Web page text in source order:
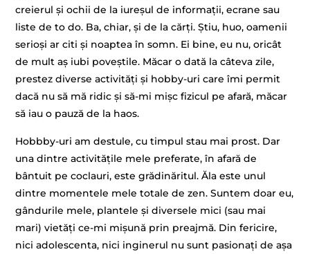
creierul și ochii de la iureșul de informații, ecrane sau
liste de to do. Ba, chiar, și de la cărți. Știu, huo, oamenii
serioși ar citi și noaptea în somn. Ei bine, eu nu, oricât
de mult aș iubi poveștile. Măcar o dată la câteva zile,
prestez diverse activități și hobby-uri care îmi permit
dacă nu să mă ridic și să-mi mișc fizicul pe afară, măcar
să iau o pauză de la haos.
Hobbby-uri am destule, cu timpul stau mai prost. Dar
una dintre activitățile mele preferate, în afară de
bântuit pe coclauri, este grădinăritul. Ăla este unul
dintre momentele mele totale de zen. Suntem doar eu,
gândurile mele, plantele și diversele mici (sau mai
mari) vietăți ce-mi mișună prin preajmă. Din fericire,
nici adolescenta, nici inginerul nu sunt pasionați de așa